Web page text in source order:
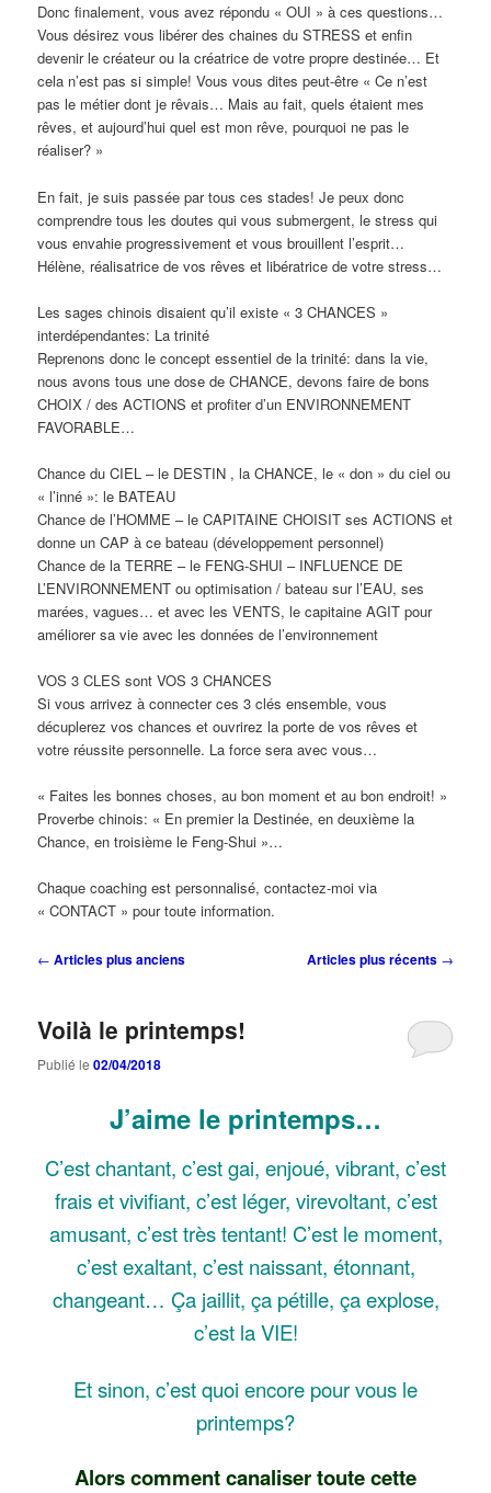
Donc finalement, vous avez répondu « OUI » à ces questions…
Vous désirez vous libérer des chaines du STRESS et enfin
devenir le créateur ou la créatrice de votre propre destinée… Et
cela n’est pas si simple! Vous vous dites peut-être « Ce n’est
pas le métier dont je rêvais… Mais au fait, quels étaient mes
rêves, et aujourd’hui quel est mon rêve, pourquoi ne pas le
réaliser? »
En fait, je suis passée par tous ces stades! Je peux donc
comprendre tous les doutes qui vous submergent, le stress qui
vous envahie progressivement et vous brouillent l’esprit…
Hélène, réalisatrice de vos rêves et libératrice de votre stress…
Les sages chinois disaient qu’il existe « 3 CHANCES »
interdépendantes: La trinité
Reprenons donc le concept essentiel de la trinité: dans la vie,
nous avons tous une dose de CHANCE, devons faire de bons
CHOIX / des ACTIONS et profiter d’un ENVIRONNEMENT
FAVORABLE…
Chance du CIEL – le DESTIN , la CHANCE, le « don » du ciel ou
« l’inné »: le BATEAU
Chance de l’HOMME – le CAPITAINE CHOISIT ses ACTIONS et
donne un CAP à ce bateau (développement personnel)
Chance de la TERRE – le FENG-SHUI – INFLUENCE DE
L’ENVIRONNEMENT ou optimisation / bateau sur l’EAU, ses
marées, vagues… et avec les VENTS, le capitaine AGIT pour
améliorer sa vie avec les données de l’environnement
VOS 3 CLES sont VOS 3 CHANCES
Si vous arrivez à connecter ces 3 clés ensemble, vous
décuplerez vos chances et ouvrirez la porte de vos rêves et
votre réussite personnelle. La force sera avec vous…
« Faites les bonnes choses, au bon moment et au bon endroit! »
Proverbe chinois: « En premier la Destinée, en deuxième la
Chance, en troisième le Feng-Shui »…
Chaque coaching est personnalisé, contactez-moi via
« CONTACT » pour toute information.
Navigation
← Articles plus anciens Articles plus récents →
Voilà le printemps!
Publié le02/04/2018
J’aime le printemps…
C’est chantant, c’est gai, enjoué, vibrant, c’est
frais et vivifiant, c’est léger, virevoltant, c’est
amusant, c’est très tentant! C’est le moment,
c’est exaltant, c’est naissant, étonnant,
changeant… Ça jaillit, ça pétille, ça explose,
c’est la VIE!
Et sinon, c’est quoi encore pour vous le
printemps?
Alors comment canaliser toute cette